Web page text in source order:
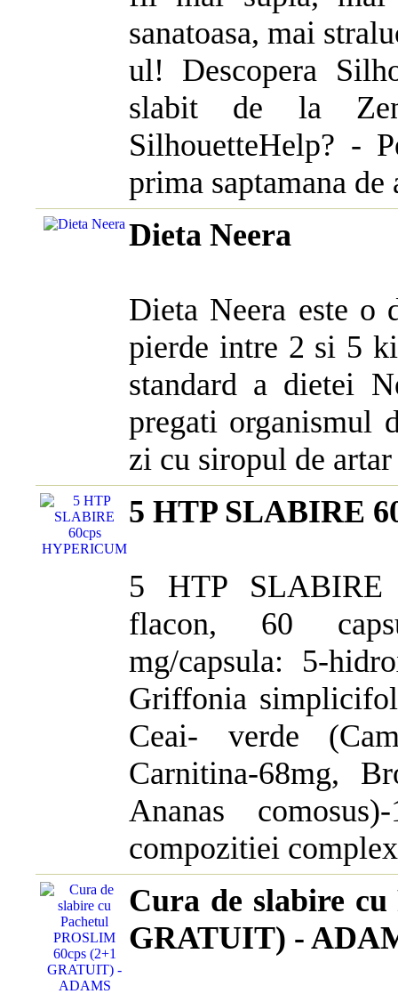
sanatoasa, mai
ul! Descopera
slabit de la
SilhouetteHelp? -
prima saptamana
Dieta Neera
Dieta Neera este o
pierde intre 2 si 5
standard a dietei
pregati organismul
zi cu siropul de
5 HTP SLABIRE
5 HTP SLABIRE
flacon, 60
mg/capsula: 5-
Griffonia
Ceai- verde
Carnitina-68mg,
Ananas
compozitiei
Cura de slabire
GRATUIT) -